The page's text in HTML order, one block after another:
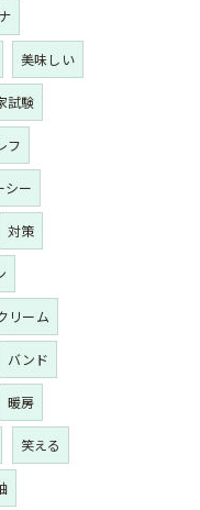
美味しい
試験
フ
シー
対策
リーム
バンド
暖房
笑える